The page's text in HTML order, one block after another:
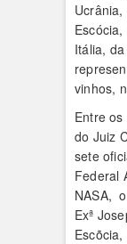
Itália,
vinhos,
Entre
do Juiz
sete
Federal
NASA,
Exª